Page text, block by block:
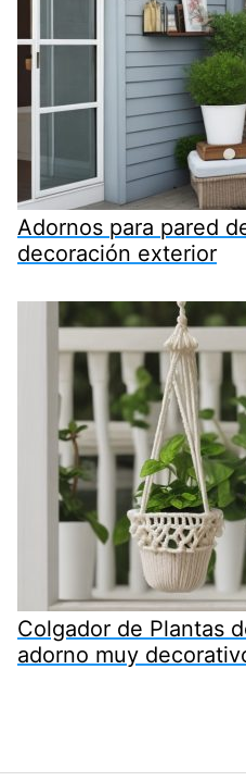
Adornos para pared
decoración exterior
Colgador de Plantas
adorno muy